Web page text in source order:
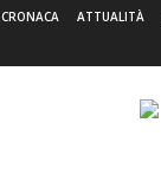
CRONACA ATTUALITÀ